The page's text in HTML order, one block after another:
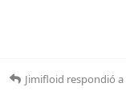
Jimifloid respondió a